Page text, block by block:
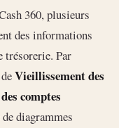
360, plusieurs
des informations
trésorerie. Par
Vieillissement des
comptes
diagrammes